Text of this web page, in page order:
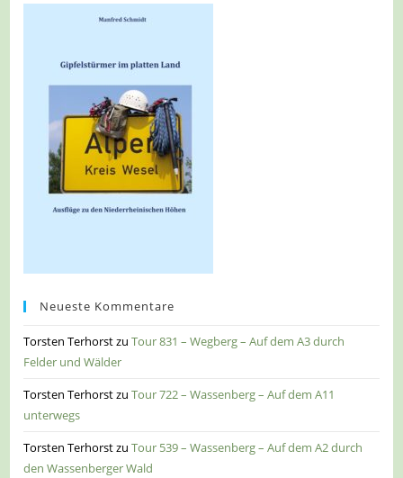
Neueste Kommentare
Torsten TerhorstzuTour 831 – Wegberg – Auf dem A3 durch
Felder und Wälder
Torsten TerhorstzuTour 722 – Wassenberg – Auf dem A11
unterwegs
Torsten TerhorstzuTour 539 – Wassenberg – Auf dem A2 durch
den Wassenberger Wald